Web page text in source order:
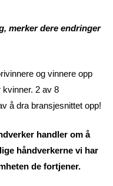
merker dere endringer
og vinnere opp
kvinner. 2 av 8
å dra bransjesnittet opp!
handler om å
håndverkerne vi har
de fortjener.